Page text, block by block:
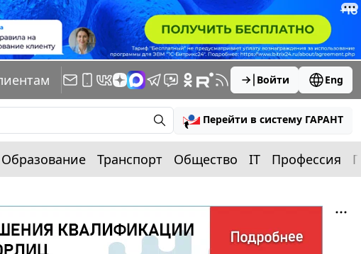
Войти Eng
Перейти в систему ГАРАНТ
Образование Транспорт Общество IT Профессия